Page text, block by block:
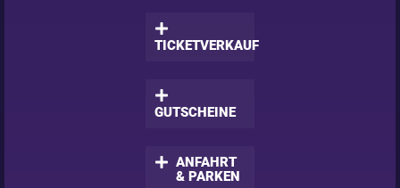
TICKETVERKAUF
GUTSCHEINE
ANFAHRT
& PARKEN